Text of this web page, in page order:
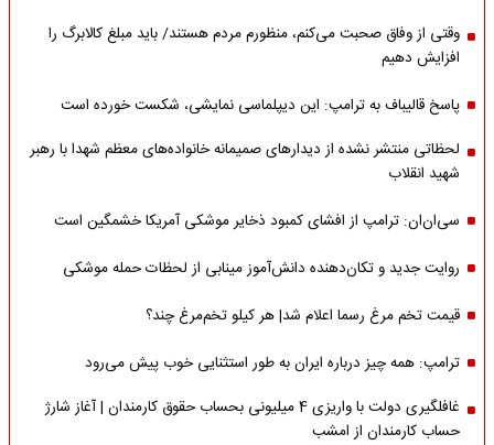
وقتی از وفاق صحبت می‌کنم، منظورم مردم هستند/ باید مبلغ کالابرگ را
افزایش دهیم
پاسخ قالیباف به ترامپ: این دیپلماسی نمایشی، شکست خورده است
لحظاتی منتشر نشده از دیدارهای صمیمانه خانواده‌های معظم شهدا با رهبر
شهید انقلاب
سی‌ان‌ان: ترامپ از افشای کمبود ذخایر موشکی آمریکا خشمگین است
روایت جدید و تکان‌دهنده دانش‌آموز مینابی از لحظات حمله موشکی
قیمت تخم مرغ رسما اعلام شد| هر کیلو تخم‌مرغ چند؟
ترامپ: همه چیز درباره ایران به طور استثنایی خوب پیش می‌رود
غافلگیری دولت با واریزی 4 میلیونی بحساب حقوق کارمندان | آغاز شارژ
حساب کارمندان از امشب